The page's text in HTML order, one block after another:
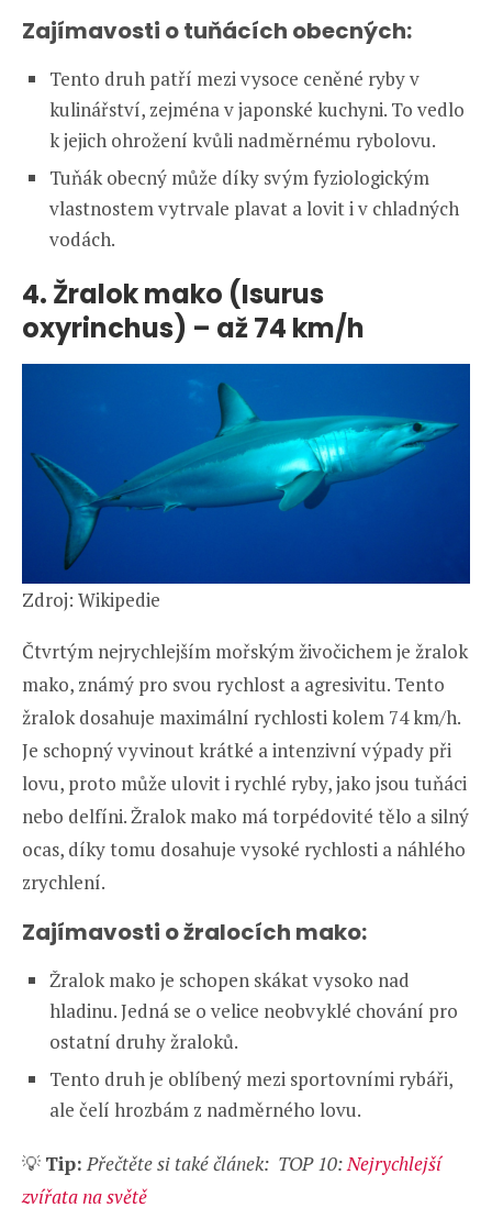
Zajímavosti o tuňácích obecných:
Tento druh patří mezi vysoce ceněné ryby v
kulinářství, zejména v japonské kuchyni. To vedlo
k jejich ohrožení kvůli nadměrnému rybolovu.
Tuňák obecný může díky svým fyziologickým
vlastnostem vytrvale plavat a lovit i v chladných
vodách.
4. Žralok mako (Isurus
oxyrinchus) – až 74 km/h
Zdroj: Wikipedie
Čtvrtým nejrychlejším mořským živočichem je žralok
mako, známý pro svou rychlost a agresivitu. Tento
žralok dosahuje maximální rychlosti kolem 74 km/h.
Je schopný vyvinout krátké a intenzivní výpady při
lovu, proto může ulovit i rychlé ryby, jako jsou tuňáci
nebo delfíni. Žralok mako má torpédovité tělo a silný
ocas, díky tomu dosahuje vysoké rychlosti a náhlého
zrychlení.
Zajímavosti o žralocích mako:
Žralok mako je schopen skákat vysoko nad
hladinu. Jedná se o velice neobvyklé chování pro
ostatní druhy žraloků.
Tento druh je oblíbený mezi sportovními rybáři,
ale čelí hrozbám z nadměrného lovu.
💡 Tip: Přečtěte si také článek: TOP 10:Nejrychlejší
zvířata na světě